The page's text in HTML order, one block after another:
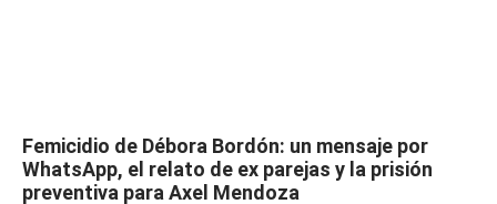
Femicidio de Débora Bordón: un mensaje por
WhatsApp, el relato de ex parejas y la prisión
preventiva para Axel Mendoza